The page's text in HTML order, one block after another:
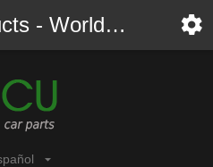
Search - Products - Worldecu shop parts audi, bmw, citroen, fiat, ford, mercedes, opel, peugeot, renault, seat, skoda, toyota, volkswagen